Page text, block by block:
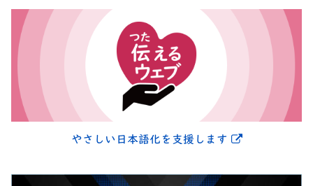
やさしい日本語化を支援します 別ウィンドウ